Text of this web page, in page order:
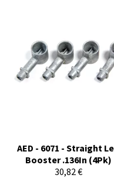
AED - 6071 - Straight
Booster .136In (4Pk)
30,82 €